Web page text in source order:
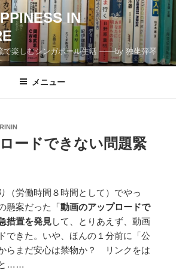
IN
で楽しむシンガポール生活 ――by 独坐弾琴
メニュー
ードできない問題緊
（労働時間８時間として）でやっ
懸案だった「動画のアップロードで
措置を発見して、とりあえず、動画
できた。いや、ほんの１分前に「公
らまだ安心は禁物か？ リンクをは
と……